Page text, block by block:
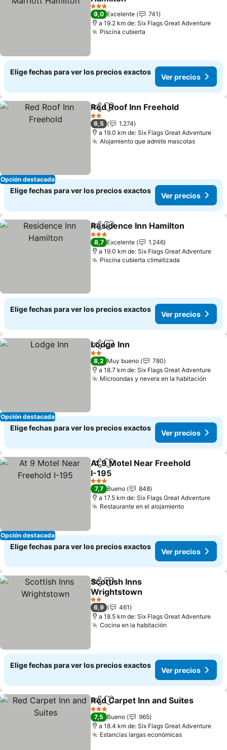
3 Estrellas
9,0 Excelente
741
a 19.2 km de: Six Flags Great Adventure
Piscina cubierta
Elige fechas para ver los precios exactos
Ver precios
Opción destacada
CompartirAgregar a favoritos
Red Roof Inn Freehold
2 Estrellas
6,5
1.274
a 19.0 km de: Six Flags Great Adventure
Alojamiento que admite mascotas
Elige fechas para ver los precios exactos
Ver precios
CompartirAgregar a favoritos
Residence Inn Hamilton
3 Estrellas
8,7 Excelente
1.246
a 19.0 km de: Six Flags Great Adventure
Piscina cubierta climatizada
Elige fechas para ver los precios exactos
Ver precios
Opción destacada
CompartirAgregar a favoritos
Lodge Inn
2 Estrellas
8,2 Muy bueno
780
a 18.7 km de: Six Flags Great Adventure
Microondas y nevera en la habitación
Elige fechas para ver los precios exactos
Ver precios
Opción destacada
CompartirAgregar a favoritos
At 9 Motel Near Freehold
I-195
3 Estrellas
7,7 Bueno
848
a 17.5 km de: Six Flags Great Adventure
Restaurante en el alojamiento
Elige fechas para ver los precios exactos
Ver precios
CompartirAgregar a favoritos
Scottish Inns
Wrightstown
2 Estrellas
6,9
461
a 18.5 km de: Six Flags Great Adventure
Cocina en la habitación
Elige fechas para ver los precios exactos
Ver precios
CompartirAgregar a favoritos
Red Carpet Inn and Suites
3 Estrellas
7,5 Bueno
965
a 18.4 km de: Six Flags Great Adventure
Estancias largas económicas